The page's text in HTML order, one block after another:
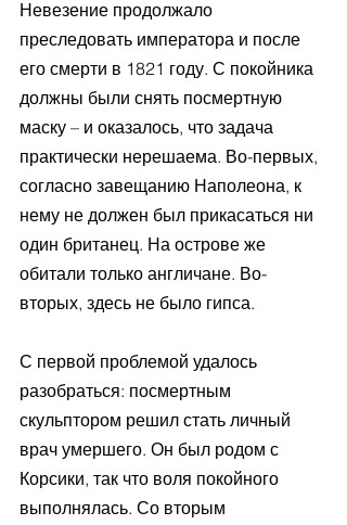
Невезение продолжало
преследовать императора и после
его смерти в 1821 году. С покойника
должны были снять посмертную
маску – и оказалось, что задача
практически нерешаема. Во-первых,
согласно завещанию Наполеона, к
нему не должен был прикасаться ни
один британец. На острове же
обитали только англичане. Во-
вторых, здесь не было гипса.
С первой проблемой удалось
разобраться: посмертным
скульптором решил стать личный
врач умершего. Он был родом с
Корсики, так что воля покойного
выполнялась. Со вторым